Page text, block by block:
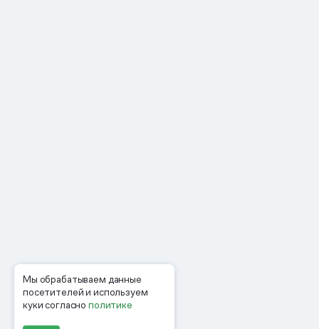
Мы обрабатываем данные
посетителей и используем
куки согласнополитике